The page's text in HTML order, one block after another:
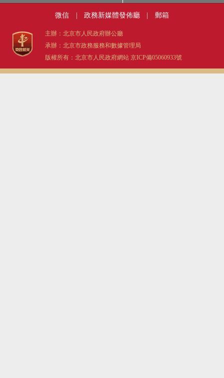
微信 政務新媒體發佈廳 郵箱
主辦：北京市人民政府辦公廳
承辦：北京市政務服務和數據管理局
版權所有：北京市人民政府網站 京ICP備05060933號